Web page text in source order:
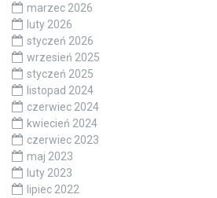
marzec 2026
luty 2026
styczeń 2026
wrzesień 2025
styczeń 2025
listopad 2024
czerwiec 2024
kwiecień 2024
czerwiec 2023
maj 2023
luty 2023
lipiec 2022